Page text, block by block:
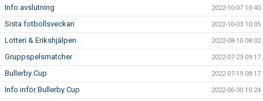
Info avslutning 2022-10-07 10:40
Sista fotbollsveckan 2022-10-03 10:05
Lotteri & Erikshjälpen 2022-08-10 08:02
Gruppspelsmatcher 2022-07-23 09:17
Bullerby Cup 2022-07-19 08:17
Info inför Bullerby Cup 2022-06-30 10:24